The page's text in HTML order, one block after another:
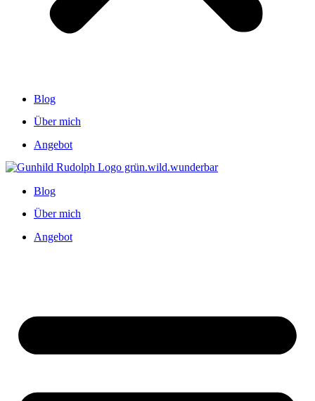
Blog
Über mich
Angebot
Blog
Über mich
Angebot